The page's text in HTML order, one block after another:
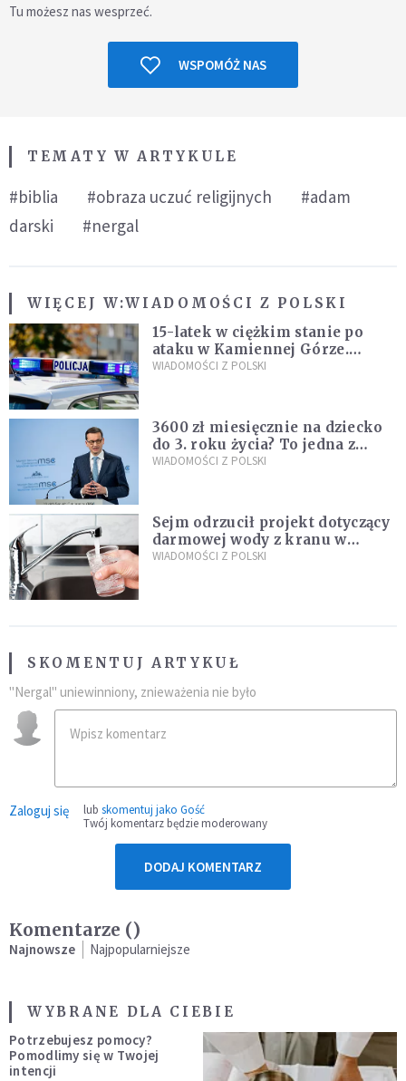
Tu możesz nas wesprzeć.
WSPOMÓŻ NAS
TEMATY W ARTYKULE
#biblia #obraza uczuć religijnych
#adam
darski
#nergal
WIĘCEJ W:WIADOMOŚCI Z POLSKI
15-latek w ciężkim stanie po
ataku w Kamiennej Górze.
Policja zatrzymała dwóch
WIADOMOŚCI Z POLSKI
3600 zł miesięcznie na dziecko
do 3. roku życia? To jedna z
propozycji programu "Rozwój
WIADOMOŚCI Z POLSKI
Sejm odrzucił projekt dotyczący
darmowej wody z kranu w
restauracjach
WIADOMOŚCI Z POLSKI
SKOMENTUJ ARTYKUŁ
"Nergal" uniewinniony, znieważenia nie było
Zaloguj się lub skomentuj jako Gość
Twój komentarz będzie moderowany
DODAJ KOMENTARZ
Komentarze ()
Najnowsze Najpopularniejsze
WYBRANE DLA CIEBIE
Potrzebujesz pomocy?
Pomodlimy się w Twojej
intencji